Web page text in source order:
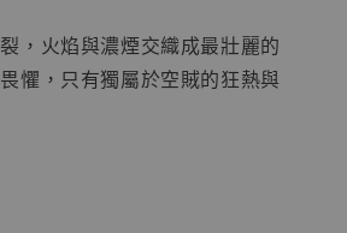
，火焰與濃煙交織成最壯麗的
懼，只有獨屬於空賊的狂熱與